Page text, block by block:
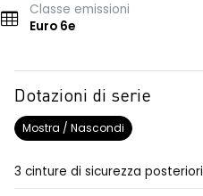
Classe emissioni
Euro 6e
Dotazioni di serie
Mostra / Nascondi
3 cinture di sicurezza posteriori